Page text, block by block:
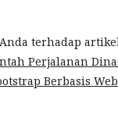
terhadap
Perjalanan
Berbasis Web